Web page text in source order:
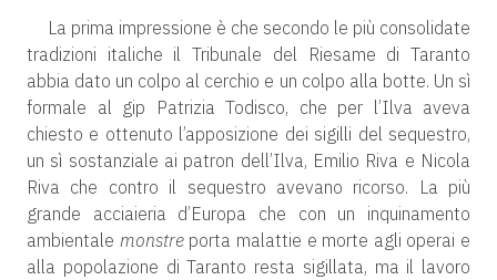
La prima impressione è che secondo le più consolidate
tradizioni italiche il Tribunale del Riesame di Taranto
abbia dato un colpo al cerchio e un colpo alla botte. Un sì
formale al gip Patrizia Todisco, che per l’Ilva aveva
chiesto e ottenuto l’apposizione dei sigilli del sequestro,
un sì sostanziale ai patron dell’Ilva, Emilio Riva e Nicola
Riva che contro il sequestro avevano ricorso. La più
grande acciaieria d’Europa che con un inquinamento
ambientale monstreporta malattie e morte agli operai e
alla popolazione di Taranto resta sigillata, ma il lavoro